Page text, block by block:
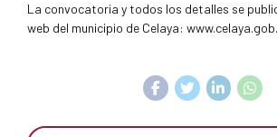
La convocatoria y todos los detalles se
web del municipio de Celaya: